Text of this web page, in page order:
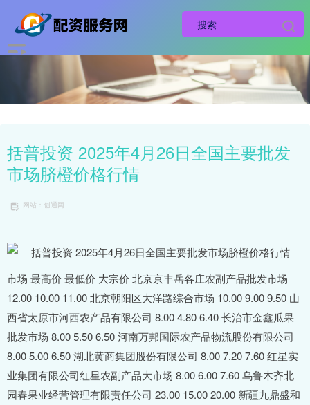
括普投资 2025年4月26日全国主要批发
市场脐橙价格行情
网站：创通网
市场 最高价 最低价 大宗价 北京京丰岳各庄农副产品批发市场
12.00 10.00 11.00 北京朝阳区大洋路综合市场 10.00 9.00 9.50 山
西省太原市河西农产品有限公司 8.00 4.80 6.40 长治市金鑫瓜果
批发市场 8.00 5.50 6.50 河南万邦国际农产品物流股份有限公司
8.00 5.00 6.50 湖北黄商集团股份有限公司 8.00 7.20 7.60 红星实
业集团有限公司红星农副产品大市场 8.00 6.00 7.60 乌鲁木齐北
园春果业经营管理有限责任公司 23.00 15.00 20.00 新疆九鼎盛和